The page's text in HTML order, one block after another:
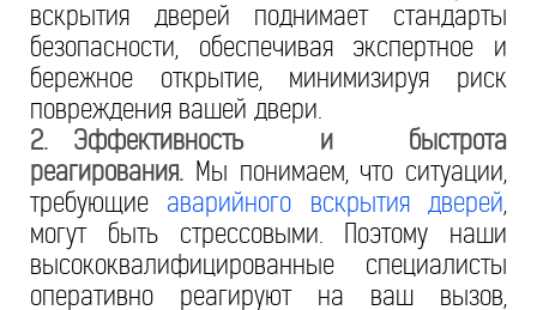
вскрытия дверей поднимает стандарты
безопасности, обеспечивая экспертное и
бережное открытие, минимизируя риск
повреждения вашей двери.
2.
Эффективность и быстрота
реагирования. Мы понимаем, что ситуации,
требующие аварийного вскрытия дверей,
могут быть стрессовыми. Поэтому наши
высококвалифицированные специалисты
оперативно реагируют на ваш вызов,